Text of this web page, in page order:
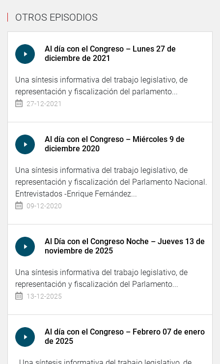
OTROS EPISODIOS
Al día con el Congreso – Lunes 27 de
diciembre de 2021
Una síntesis informativa del trabajo legislativo, de
representación y fiscalización del parlamento...
27-12-2021
Al día con el Congreso – Miércoles 9 de
diciembre 2020
Una síntesis informativa del trabajo legislativo, de
representación y fiscalización del Parlamento Nacional.
Entrevistados -Enrique Fernández...
09-12-2020
Al Día con el Congreso Noche – Jueves 13 de
noviembre de 2025
Una síntesis informativa del trabajo legislativo, de
representación y fiscalización del Parlamento...
13-12-2025
Al día con el Congreso – Febrero 07 de enero
de 2025